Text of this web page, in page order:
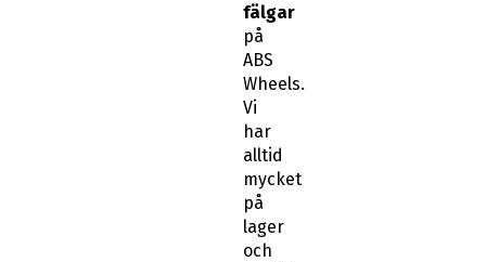
fälgar
på
ABS
Wheels.
Vi
har
alltid
mycket
på
lager
och